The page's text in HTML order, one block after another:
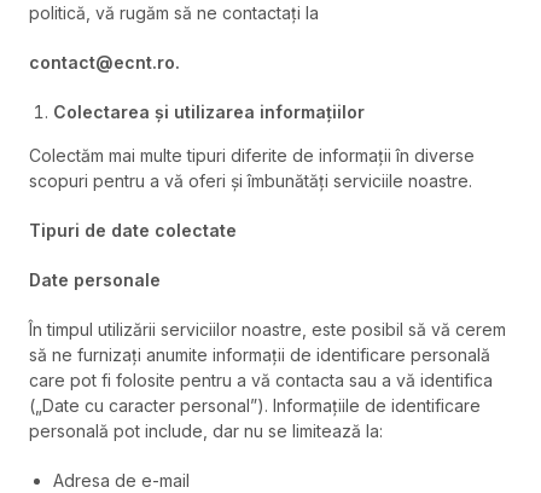
politică, vă rugăm să ne contactați la
contact@ecnt.ro.
Colectarea și utilizarea informațiilor
Colectăm mai multe tipuri diferite de informații în diverse
scopuri pentru a vă oferi și îmbunătăți serviciile noastre.
Tipuri de date colectate
Date personale
În timpul utilizării serviciilor noastre, este posibil să vă cerem
să ne furnizați anumite informații de identificare personală
care pot fi folosite pentru a vă contacta sau a vă identifica
(„Date cu caracter personal”). Informațiile de identificare
personală pot include, dar nu se limitează la:
Adresa de e-mail